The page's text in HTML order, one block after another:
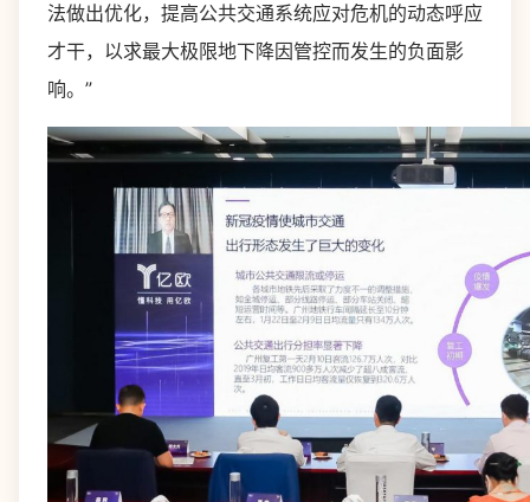
法做出优化，提高公共交通系统应对危机的动态呼应
才干，以求最大极限地下降因管控而发生的负面影
响。”